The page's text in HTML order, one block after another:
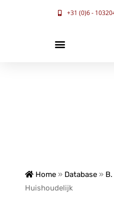
+31 (0)6 -
Home » Database »
Huishoudelijk